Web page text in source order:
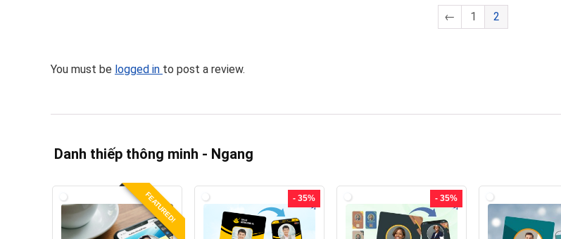
← 1 2
You must be logged in to post a review.
Danh thiếp thông minh - Ngang
FEATURED! - 35% - 35%